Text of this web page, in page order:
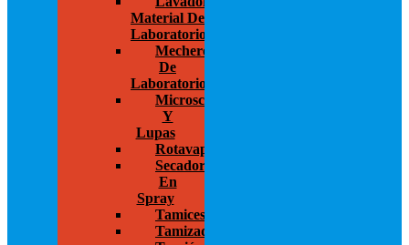
Material De
Laboratorio
Mecheros
De
Laboratorio
Microscopios
Y
Lupas
Rotavapor
Secador
En
Spray
Tamices
Tamizadoras